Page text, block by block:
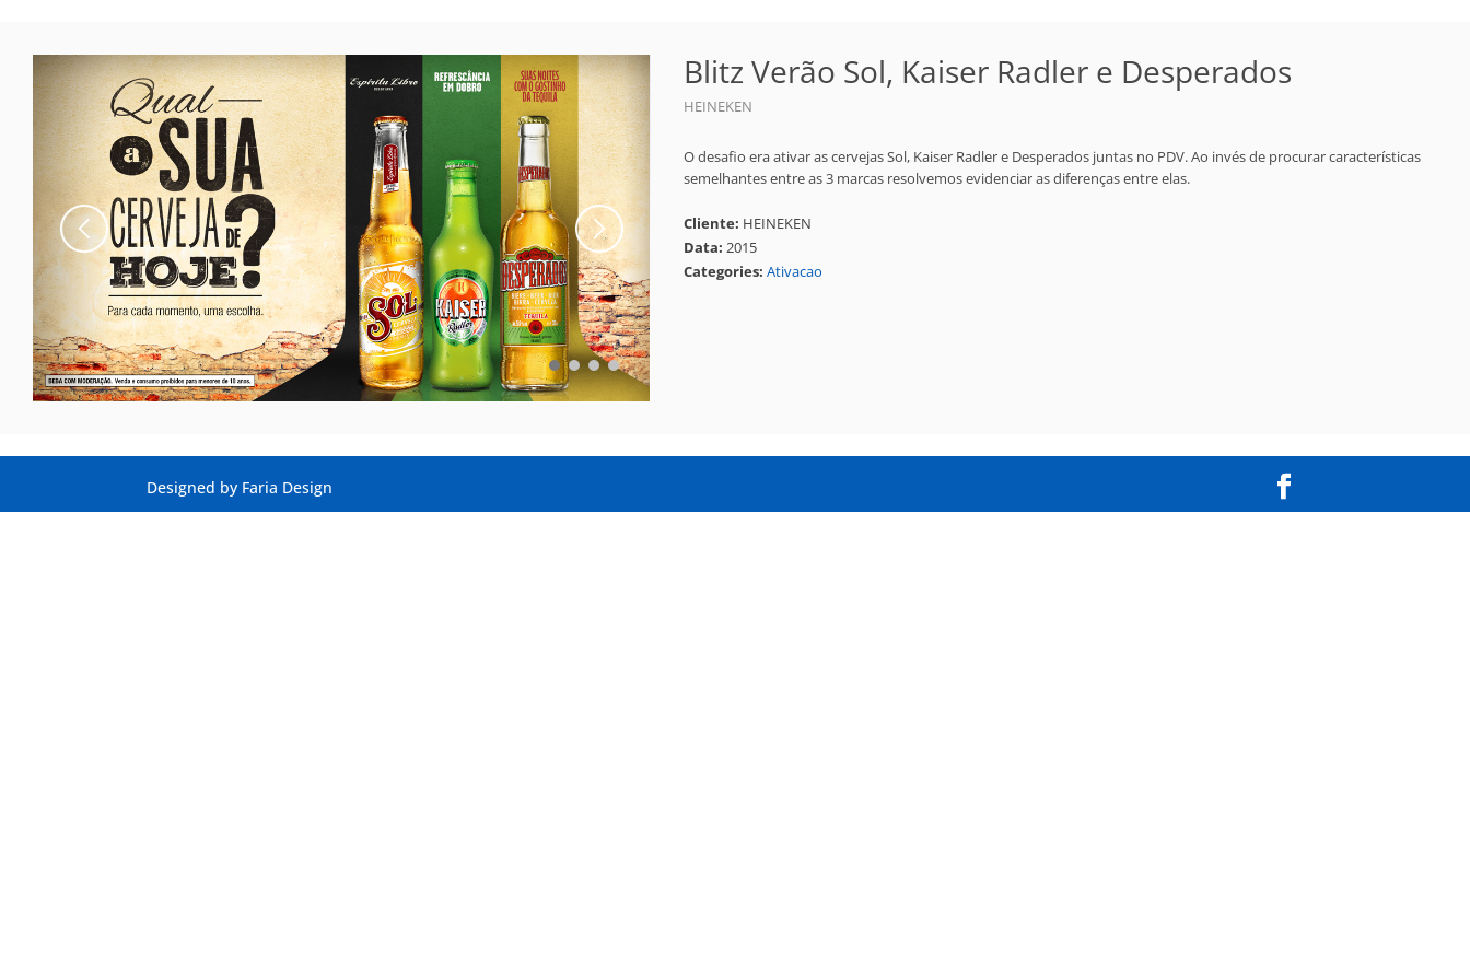
Blitz Verão Sol, Kaiser Radler e Desperados
HEINEKEN
O desafio era ativar as cervejas Sol, Kaiser Radler e Desperados juntas no PDV. Ao invés de procurar características
semelhantes entre as 3 marcas resolvemos evidenciar as diferenças entre elas.
Cliente: HEINEKEN
Data: 2015
Categories: Ativacao
Designed by Faria Design